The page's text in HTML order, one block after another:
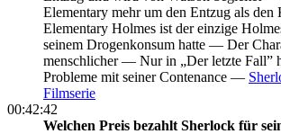
Elementary mehr um den Entzug als
Elementary Holmes ist der einzige
seinem Drogenkonsum hatte — Der
menschlicher — Nur in „Der letzte Fall”
Probleme mit seiner Contenance —
Filmserie
00:42:42
Welchen Preis bezahlt Sherlock für